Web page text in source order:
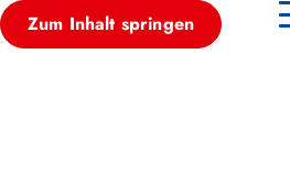
Zum Inhalt springen